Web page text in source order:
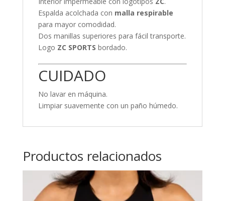
Espalda acolchada con malla respirable
para mayor comodidad.
Dos manillas superiores para fácil transporte.
Logo ZC SPORTS bordado.
CUIDADO
No lavar en máquina.
Limpiar suavemente con un paño húmedo.
Productos relacionados